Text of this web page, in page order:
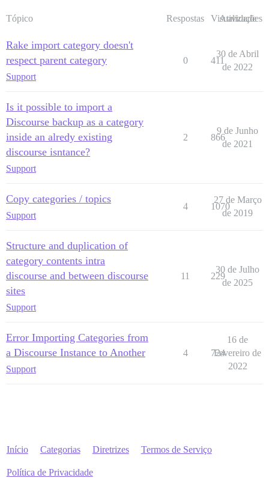
Tópico Respostas Visualizações
Atividade
Rake import category doesn't
respect parent category
Support
0 411
30 de Abril
de 2022
Is it possible to import a
Discourse backup as a category
inside an alredy existing
discourse isntance?
Support
2 866
9 de Junho
de 2021
Copy categories / topics
Support
4 1070
27 de Março
de 2019
Structure and duplication of
category contents intra
discourse and between discourse
sites
Support
11 229
30 de Julho
de 2025
Error Importing Categories from
a Discourse Instance to Another
Support
4 724
16 de
Fevereiro de
2022
Início Categorias Diretrizes Termos de Serviço
Política de Privacidade